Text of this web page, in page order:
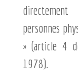
personnes
» (article 4
1978).